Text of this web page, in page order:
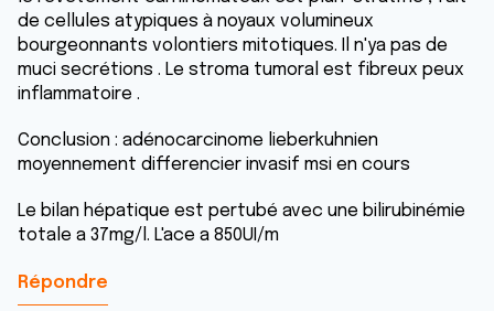
de cellules atypiques à noyaux volumineux
bourgeonnants volontiers mitotiques. Il n'ya pas de
muci secrétions . Le stroma tumoral est fibreux peux
inflammatoire .
Conclusion : adénocarcinome lieberkuhnien
moyennement differencier invasif msi en cours
Le bilan hépatique est pertubé avec une bilirubinémie
totale a 37mg/l. L'ace a 850UI/m
Répondre